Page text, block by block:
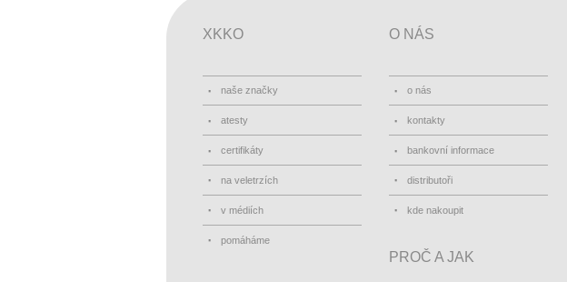
XKKO
naše značky
atesty
certifikáty
na veletrzích
v médiích
pomáháme
O NÁS
o nás
kontakty
bankovní informace
distributoři
kde nakoupit
PROČ A JAK